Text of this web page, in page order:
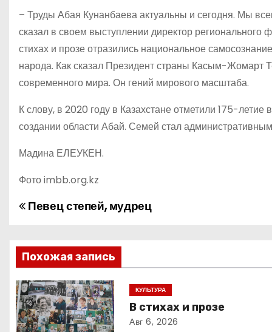
– Труды Абая Кунанбаева актуальны и сегодня. Мы
сказал в своем выступлении директор
стихах и прозе отразились национальное
народа. Как сказал Президент страны Касым-Жомарт
современного мира. Он гений мирового масштаба.
К слову, в 2020 году в Казахстане отметили 175-
создании области Абай. Семей стал
Мадина ЕЛЕУКЕН.
Фото imbb.org.kz
Н
в
и
г
Певец степей, мудрец
Похожая запись
КУЛЬТУРА
В стихах и прозе
Авг 6, 2026